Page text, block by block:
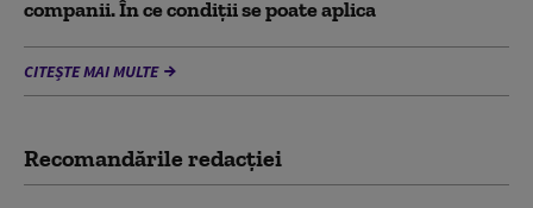
companii. În ce condiții se poate aplica
CITEȘTE MAI MULTE
Recomandările redacţiei